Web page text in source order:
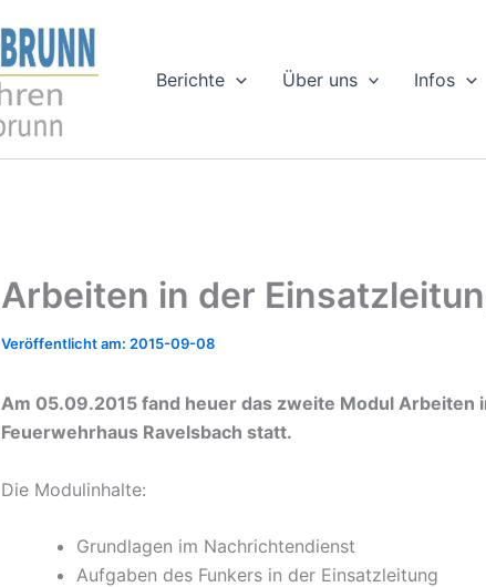
Berichte Über uns Infos
Arbeiten in der
2015-09-08
Am 05.09.2015 fand heuer das zweite Modul Arbeiten
Feuerwehrhaus Ravelsbach statt.
Die Modulinhalte:
Grundlagen im Nachrichtendienst
Aufgaben des Funkers in der Einsatzleitung